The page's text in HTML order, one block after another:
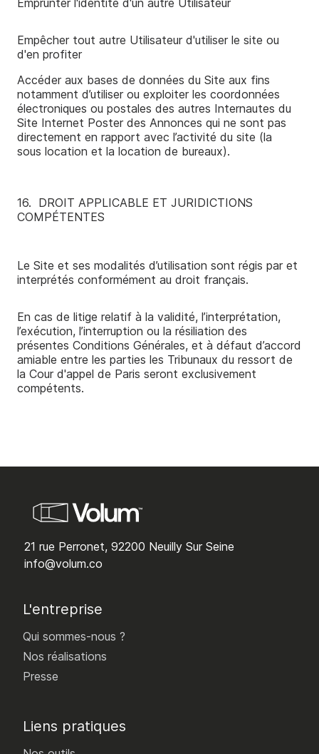
Emprunter l'identité d'un autre Utilisateur
Empêcher tout autre Utilisateur d'utiliser le site ou
d'en profiter
Accéder aux bases de données du Site aux fins
notamment d’utiliser ou exploiter les coordonnées
électroniques ou postales des autres Internautes du
Site Internet ­Poster des Annonces qui ne sont pas
directement en rapport avec l’activité du site (la
sous­ location et la location de bureaux).
16. ­ DROIT APPLICABLE ET JURIDICTIONS
COMPÉTENTES
Le Site et ses modalités d’utilisation sont régis par et
interprétés conformément au droit français.
En cas de litige relatif à la validité, l’interprétation,
l’exécution, l’interruption ou la résiliation des
présentes Conditions Générales, et à défaut d’accord
amiable entre les parties les Tribunaux du ressort de
la Cour d'appel de Paris seront exclusivement
compétents.
21 rue Perronet, 92200 Neuilly Sur Seine
info@volum.co
L'entreprise
Qui sommes-nous ?
Nos réalisations
Presse
Liens pratiques